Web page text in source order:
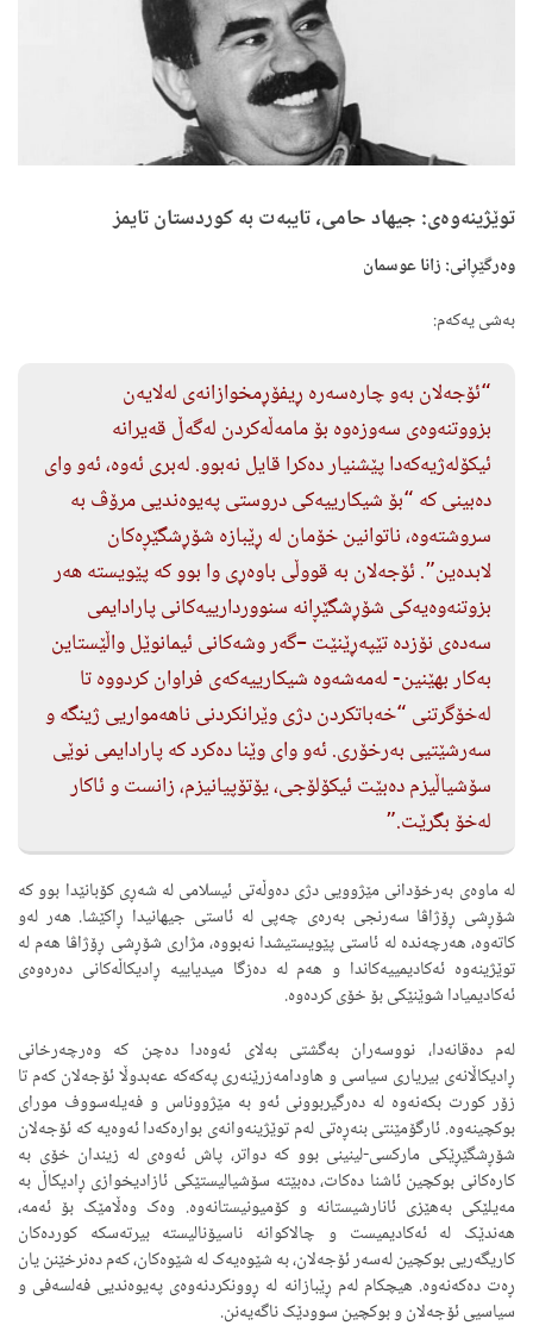
توێژینەوەی: جیهاد حامی، تایبەت بە کوردستان تایمز
وەرگێڕانی: زانا عوسمان
بەشی یەکەم:
“ئۆجەلان بەو چارەسەرە ڕیفۆڕمخوازانەی لەلایەن
بزووتنەوەی سەوزەوە بۆ مامەڵەکردن لەگەڵ قەیرانە
ئیکۆلەژیەکەدا پێشنیار دەکرا قایل نەبوو. لەبری ئەوە، ئەو وای
دەبینی کە “بۆ شیکارییەکی دروستی پەیوەندیی مرۆڤ بە
سروشتەوە، ناتوانین خۆمان لە ڕێبازە شۆڕشگێڕەکان
لابدەین”. ئۆجەلان بە قووڵی باوەڕی وا بوو کە پێویستە هەر
بزوتنەوەیەکی شۆڕشگێڕانە سنووردارییەکانی پارادایمی
سەدەی نۆزدە تێپەڕێنێت –گەر وشەکانی ئیمانوێل واڵێستاین
بەکار بهێنین- لەمەشەوە شیکارییەکەی فراوان کردووە تا
لەخۆگرتنی “خەباتکردن دژی وێرانکردنی ناهەمواریی ژینگە و
سەرشێتیی بەرخۆری. ئەو وای وێنا دەکرد کە پارادایمی نوێی
سۆشیاڵیزم دەبێت ئیکۆلۆجی، یۆتۆپیانیزم، زانست و ئاکار
لەخۆ بگرێت.”
لە ماوەی بەرخۆدانی مێژوویی دژی دەوڵەتی ئیسلامی لە شەڕی کۆبانێدا بوو کە
شۆڕشی ڕۆژاڤا سەرنجی بەرەی چەپی لە ئاستی جیهانیدا ڕاکێشا. هەر لەو
کاتەوە، هەرچەندە لە ئاستی پێویستیشدا نەبووە، مژاری شۆڕشی ڕۆژاڤا هەم لە
توێژینەوە ئەکادیمییەکاندا و هەم لە دەزگا میدیاییە ڕادیکاڵەکانی دەرەوەی
ئەکادیمیادا شوێنێکی بۆ خۆی کردەوە.
لەم دەقانەدا، نووسەران بەگشتی بەلای ئەوەدا دەچن کە وەرچەرخانی
ڕادیکاڵانەی بیریاری سیاسی و هاودامەزرێنەری پەکەکە عەبدوڵا ئۆجەلان کەم تا
زۆر کورت بکەنەوە لە دەرگیربوونی ئەو بە مێژووناس و فەیلەسووف مورای
بوکچینەوە. ئارگۆمێنتی بنەڕەتی لەم توێژینەوانەی بوارەکەدا ئەوەیە کە ئۆجەلان
شۆڕشگێڕێکی مارکسی-لینینی بوو کە دواتر، پاش ئەوەی لە زیندان خۆی بە
کارەکانی بوکچین ئاشنا دەکات، دەبێتە سۆشیالیستێکی ئازادیخوازی ڕادیکاڵ بە
مەیلێکی بەهێزی ئانارشیستانە و کۆمیونیستانەوە. وەک وەڵامێک بۆ ئەمە،
هەندێک لە ئەکادیمیست و چالاکوانە ناسیۆنالیستە بیرتەسکە کوردەکان
کاریگەریی بوکچین لەسەر ئۆجەلان، بە شێوەیەک لە شێوەکان، کەم دەنرخێنن یان
ڕەت دەکەنەوە. هیچکام لەم ڕێبازانە لە ڕوونکردنەوەی پەیوەندیی فەلسەفی و
سیاسیی ئۆجەلان و بوکچین سوودێک ناگەیەنن.